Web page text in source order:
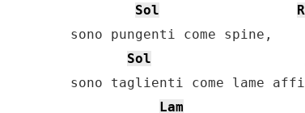
Sol
sono pungenti come spine,
Sol
sono taglienti come lame
Lam